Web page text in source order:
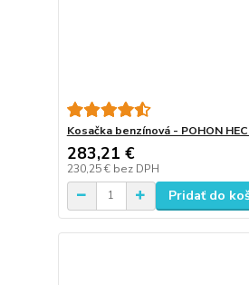
Kosačka benzínová - POHON
283,21 €
230,25 € bez DPH
Pridať do